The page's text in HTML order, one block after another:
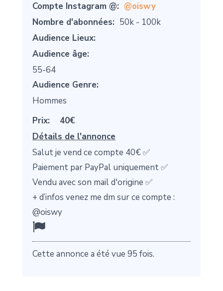
Compte Instagram @: @oiswy
Nombre d'abonnées: 50k - 100k
Audience Lieux:
Audience âge:
55-64
Audience Genre:
Hommes
Prix:
40€
Détails de l'annonce
Salut je vend ce compte 40€ ✅
Paiement par PayPal uniquement ✅
Vendu avec son mail d'origine ✅
+ d’infos venez me dm sur ce compte :
@oiswy
Cette annonce a été vue 95 fois.